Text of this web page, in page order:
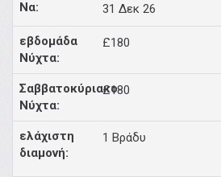
31 Δεκ 26
£180
£180
1 Βράδυ